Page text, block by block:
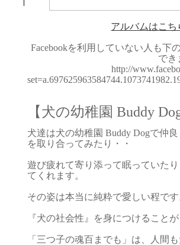
アルバムはこ
Facebookを利用していない人も下
でき
http://
【犬の幼稚園 Buddy
犬達は犬の幼稚園 Buddy Dogで仲
を取り合ってみたり・・
遊び疲れて寄り添って眠っていた
てくれます。
その姿は本当に純粋で愛しい程で
『犬の社会性』を身につけること
「三つ子の魂百までも」は、人間